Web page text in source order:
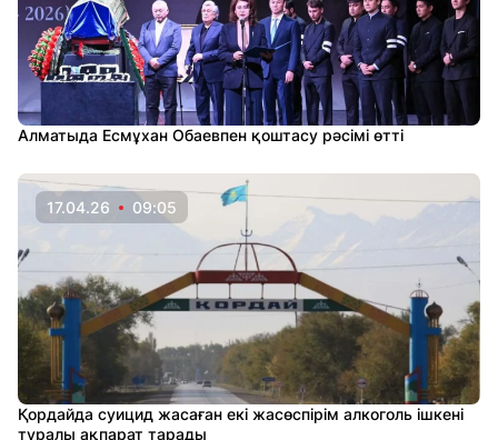
Алматыда Есмұхан Обаевпен қоштасу рәсімі өтті
17.04.26 09:05
Қордайда суицид жасаған екі жасөспірім алкоголь ішкені
туралы ақпарат тарады